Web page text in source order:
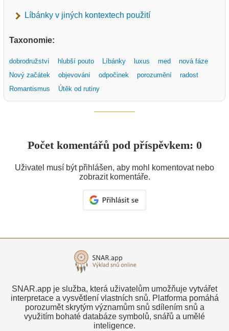
Líbánky v jiných kontextech použití
Taxonomie:
dobrodružství hlubší pouto Líbánky luxus med
nová fáze
Nový začátek
objevování odpočinek porozumění
radost
Romantismus
Útěk od rutiny
Počet komentářů pod příspěvkem: 0
Uživatel musí být přihlášen, aby mohl komentovat nebo
zobrazit komentáře.
SNAR.app je služba, která uživatelům umožňuje vytvářet
interpretace a vysvětlení vlastních snů. Platforma pomáhá
porozumět skrytým významům snů sdílením snů a
využitím bohaté databáze symbolů, snářů a umělé
inteligence.